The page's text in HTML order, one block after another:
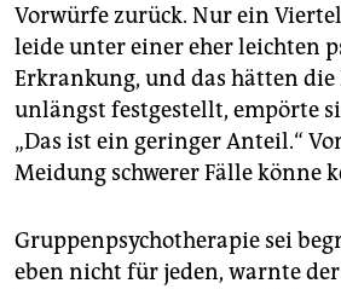
Vorwürfe zurück. Nur ein
leide unter einer eher leichten
Erkrankung, und das hätten die
unlängst festgestellt, empörte
„Das ist ein geringer Anteil.“
Meidung schwerer Fälle könne
Gruppenpsychotherapie sei
eben nicht für jeden, warnte der